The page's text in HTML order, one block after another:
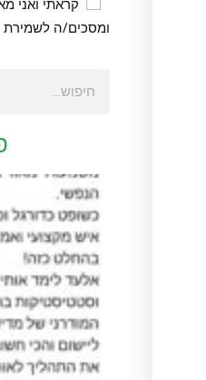
קראתי ואני
ומסכים/ה לשמירת